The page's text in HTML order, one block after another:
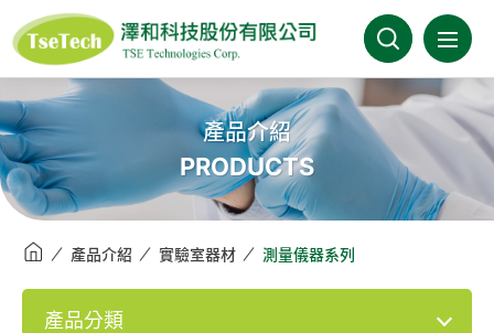
澤和科技有限公司
關於澤和
最新消息
產業分類
產品介紹
PRODUCTS
產品介紹 實驗室器材 測量儀器系列
產品分類